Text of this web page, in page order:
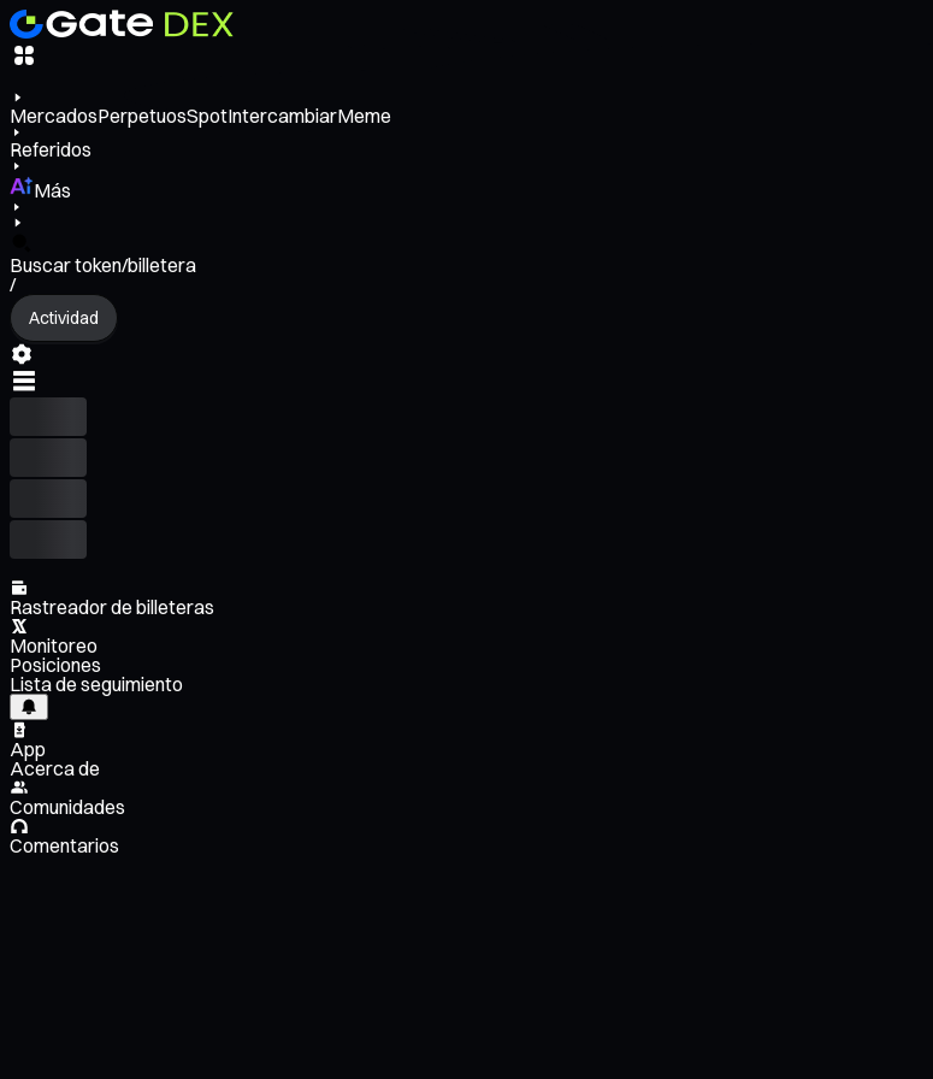
MercadosPerpetuosSpotIntercambiarMeme
Referidos
Más
Buscar token/billetera
/
Actividad
Rastreador de billeteras
Monitoreo
Posiciones
Lista de seguimiento
App
Acerca de
Comunidades
Comentarios